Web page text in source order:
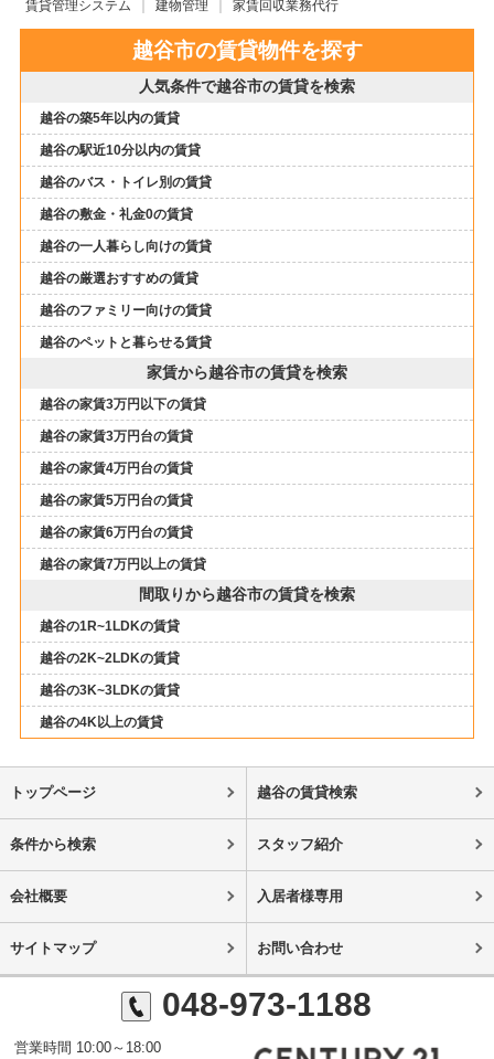
賃貸管理システム
建物管理 家賃回収業務代行
越谷市の賃貸物件を探す
人気条件で越谷市の賃貸を検索
越谷の築5年以内の賃貸
越谷の駅近10分以内の賃貸
越谷のバス・トイレ別の賃貸
越谷の敷金・礼金0の賃貸
越谷の一人暮らし向けの賃貸
越谷の厳選おすすめの賃貸
越谷のファミリー向けの賃貸
越谷のペットと暮らせる賃貸
家賃から越谷市の賃貸を検索
越谷の家賃3万円以下の賃貸
越谷の家賃3万円台の賃貸
越谷の家賃4万円台の賃貸
越谷の家賃5万円台の賃貸
越谷の家賃6万円台の賃貸
越谷の家賃7万円以上の賃貸
間取りから越谷市の賃貸を検索
越谷の1R~1LDKの賃貸
越谷の2K~2LDKの賃貸
越谷の3K~3LDKの賃貸
越谷の4K以上の賃貸
トップページ 越谷の賃貸検索
条件から検索 スタッフ紹介
会社概要 入居者様専用
サイトマップ お問い合わせ
048-973-1188
営業時間 10:00～18:00